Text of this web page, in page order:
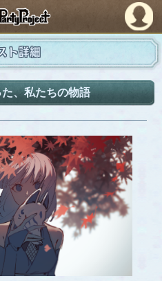
PandoraPartyProject
ト詳細
、私たちの物語